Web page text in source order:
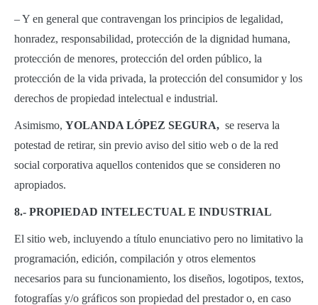
– Y en general que contravengan los principios de legalidad,
honradez, responsabilidad, protección de la dignidad humana,
protección de menores, protección del orden público, la
protección de la vida privada, la protección del consumidor y los
derechos de propiedad intelectual e industrial.
Asimismo, YOLANDA LÓPEZ SEGURA, se reserva la
potestad de retirar, sin previo aviso del sitio web o de la red
social corporativa aquellos contenidos que se consideren no
apropiados.
8.- PROPIEDAD INTELECTUAL E INDUSTRIAL
El sitio web, incluyendo a título enunciativo pero no limitativo la
programación, edición, compilación y otros elementos
necesarios para su funcionamiento, los diseños, logotipos, textos,
fotografías y/o gráficos son propiedad del prestador o, en caso